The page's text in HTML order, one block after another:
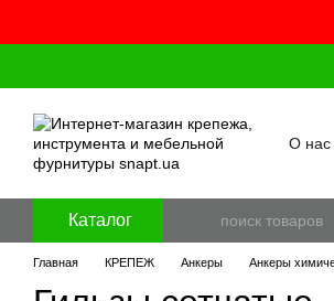
О нас
Каталог
Главная КРЕПЕЖ Анкеры Анкеры